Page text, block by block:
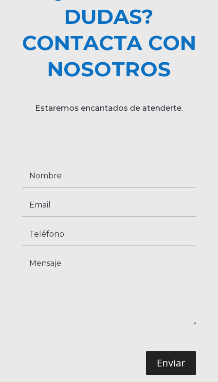
DUDAS?
CONTACTA CON
NOSOTROS
Estaremos encantados de atenderte.
Enviar